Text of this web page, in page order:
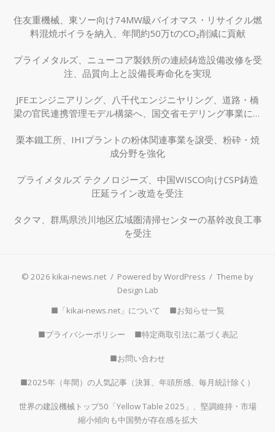
住友重機械、東ソー向け74MW級バイオマス・リサイクル燃
料混焼ボイラを納入、年間約50万tのCO₂削減に貢献
プライメタルズ、ニューコア製鉄所の連続鋳造設備改修を受
注、品質向上と設備長寿命化を実現
JFEエンジニアリング、八千代エンジニヤリング、道路・橋
梁の官民連携管理モデル構築へ、国交省モデリング事業に採
栗本鐵工所、IHIプラントの粉体関連事業を譲受、粉砕・焼
成分野を強化
プライメタルズ テクノロジーズ、中国WISCO向けCSP鋳造
圧延ライン改造を受注
タクマ、群馬県渋川地区広域圏清掃センターの基幹改良工事
を受注
© 2026 kikai-news.net / Powered by WordPress / Theme by
Design Lab
■「kikai-news.net」について
■お知らせ一覧
■プライバシーポリシー ■特定商取引法に基づく表記
■お問い合わせ
■2025年（年間）の人気記事（決算、年頭所感、毎月統計除く）
世界の建設機械トップ50「Yellow Table 2025」、堅調維持・市場
縮小傾向も中国勢が存在感を拡大